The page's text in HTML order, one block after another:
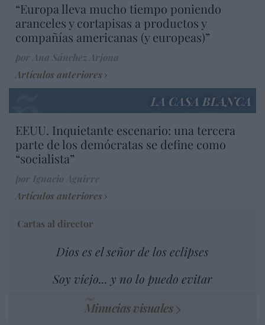
“Europa lleva mucho tiempo poniendo
aranceles y cortapisas a productos y
compañías americanas (y europeas)”
Artículos anteriores
LA CASA BLANCA
EEUU. Inquietante escenario: una tercera
parte de los demócratas se define como
“socialista”
Artículos anteriores
Cartas al director
Dios es el señor de los eclipses
Soy viejo... y no lo puedo evitar
Minucias visuales